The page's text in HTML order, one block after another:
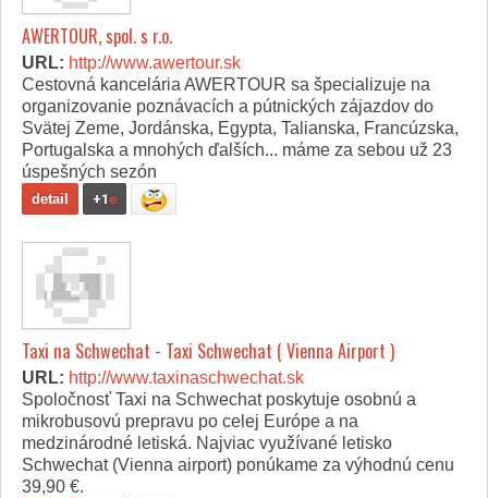
AWERTOUR, spol. s r.o.
URL: http://www.awertour.sk
Cestovná kancelária AWERTOUR sa špecializuje na
organizovanie poznávacích a pútnických zájazdov do
Svätej Zeme, Jordánska, Egypta, Talianska, Francúzska,
Portugalska a mnohých ďalších... máme za sebou už 23
úspešných sezón
detail +1e
Taxi na Schwechat - Taxi Schwechat ( Vienna Airport )
URL: http://www.taxinaschwechat.sk
Spoločnosť Taxi na Schwechat poskytuje osobnú a
mikrobusovú prepravu po celej Európe a na
medzinárodné letiská. Najviac využívané letisko
Schwechat (Vienna airport) ponúkame za výhodnú cenu
39,90 €.